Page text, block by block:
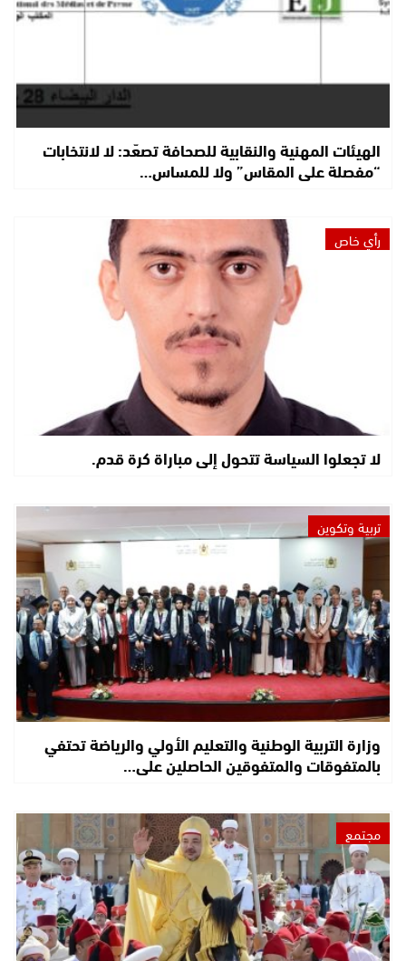
الهيئات المهنية والنقابية للصحافة تصعّد: لا لانتخابات
“مفصلة على المقاس” ولا للمساس…
رأي خاص
لا تجعلوا السياسة تتحول إلى مباراة كرة قدم.
تربية وتكوين
وزارة التربية الوطنية والتعليم الأولي والرياضة تحتفي
بالمتفوقات والمتفوقين الحاصلين على…
مجتمع